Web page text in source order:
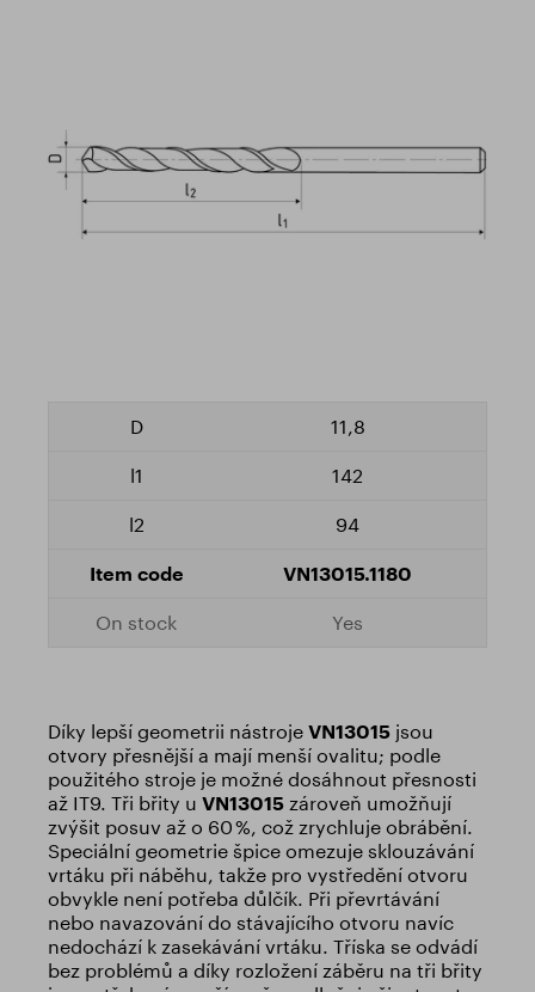
11,8
142
94
VN13015.1180
Yes
Díky lepší geometrii nástroje VN13015 jsou
otvory přesnější a mají menší ovalitu; podle
použitého stroje je možné dosáhnout přesnosti
až IT9. Tři břity u VN13015 zároveň umožňují
zvýšit posuv až o 60 %, což zrychluje obrábění.
Speciální geometrie špice omezuje sklouzávání
vrtáku při náběhu, takže pro vystředění otvoru
obvykle není potřeba důlčík. Při převrtávání
nebo navazování do stávajícího otvoru navíc
nedochází k zasekávání vrtáku. Tříska se odvádí
bez problémů a díky rozložení záběru na tři břity